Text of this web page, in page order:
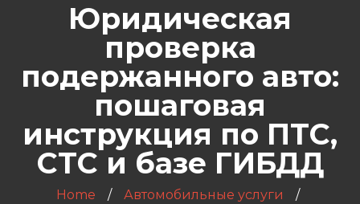
Юридическая
проверка
подержанного авто:
пошаговая
инструкция по ПТС,
СТС и базе ГИБДД
Home
Автомобильные услуги